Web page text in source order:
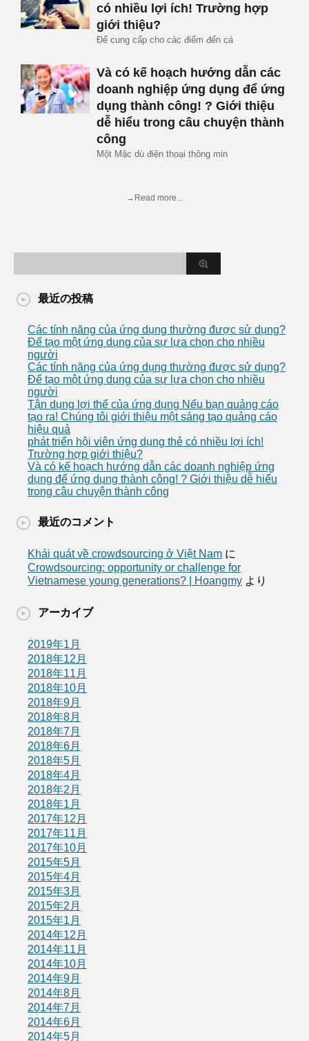
có nhiều lợi ích! Trường hợp
giới thiệu?
Để cung cấp cho các điểm đến cá
Và có kế hoạch hướng dẫn các
doanh nghiệp ứng dụng để ứng
dụng thành công! ? Giới thiệu
dễ hiểu trong câu chuyện thành
công
Một Mặc dù điện thoại thông min
→Read more...
最近の投稿
Các tính năng của ứng dụng thường được sử dụng?
Để tạo một ứng dụng của sự lựa chọn cho nhiều
người
Các tính năng của ứng dụng thường được sử dụng?
Để tạo một ứng dụng của sự lựa chọn cho nhiều
người
Tận dụng lợi thế của ứng dụng Nếu bạn quảng cáo
tạo ra! Chúng tôi giới thiệu một sáng tạo quảng cáo
hiệu quả
phát triển hội viên ứng dụng thẻ có nhiều lợi ích!
Trường hợp giới thiệu?
Và có kế hoạch hướng dẫn các doanh nghiệp ứng
dụng để ứng dụng thành công! ? Giới thiệu dễ hiểu
trong câu chuyện thành công
最近のコメント
Khái quát về crowdsourcing ở Việt Nam に
Crowdsourcing: opportunity or challenge for
Vietnamese young generations? | Hoangmy より
アーカイブ
2019年1月
2018年12月
2018年11月
2018年10月
2018年9月
2018年8月
2018年7月
2018年6月
2018年5月
2018年4月
2018年2月
2018年1月
2017年12月
2017年11月
2017年10月
2015年5月
2015年4月
2015年3月
2015年2月
2015年1月
2014年12月
2014年11月
2014年10月
2014年9月
2014年8月
2014年7月
2014年6月
2014年5月